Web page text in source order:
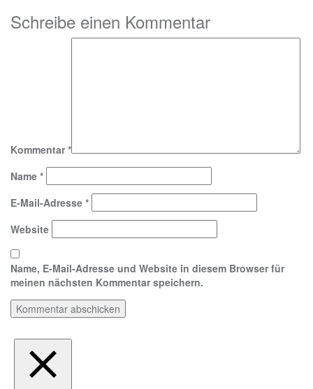
Schreibe einen Kommentar
Kommentar*
Name *
E-Mail-Adresse *
Website
Name, E-Mail-Adresse und Website in diesem Browser für
meinen nächsten Kommentar speichern.